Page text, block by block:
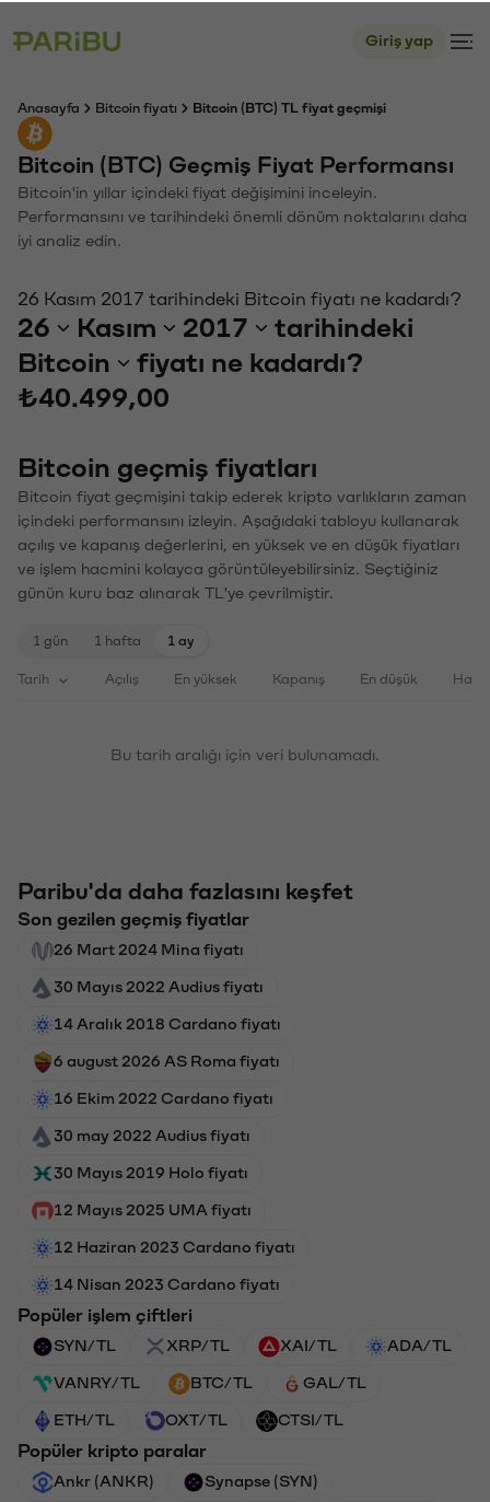
Giriş yap
Anasayfa Bitcoin fiyatı Bitcoin (BTC) TL fiyat geçmişi
Bitcoin (BTC) Geçmiş Fiyat Performansı
Bitcoin'in yıllar içindeki fiyat değişimini inceleyin.
Performansını ve tarihindeki önemli dönüm noktalarını daha
iyi analiz edin.
26 Kasım 2017 tarihindeki Bitcoin fiyatı ne kadardı?
26 Kasım 2017
tarihindeki
Bitcoin
fiyatı ne kadardı?
₺40.499,00
Bitcoin geçmiş fiyatları
Bitcoin fiyat geçmişini takip ederek kripto varlıkların zaman
içindeki performansını izleyin. Aşağıdaki tabloyu kullanarak
açılış ve kapanış değerlerini, en yüksek ve en düşük fiyatları
ve işlem hacmini kolayca görüntüleyebilirsiniz. Seçtiğiniz
günün kuru baz alınarak TL'ye çevrilmiştir.
1 gün 1 hafta 1 ay
Tarih Açılış En yüksek Kapanış En düşük
Bu tarih aralığı için veri bulunamadı.
Paribu'da daha fazlasını keşfet
Son gezilen geçmiş fiyatlar
26 Mart 2024 Mina fiyatı
30 Mayıs 2022 Audius fiyatı
14 Aralık 2018 Cardano fiyatı
6 august 2026 AS Roma fiyatı
16 Ekim 2022 Cardano fiyatı
30 may 2022 Audius fiyatı
30 Mayıs 2019 Holo fiyatı
12 Mayıs 2025 UMA fiyatı
12 Haziran 2023 Cardano fiyatı
14 Nisan 2023 Cardano fiyatı
Popüler işlem çiftleri
SYN/TL XRP/TL XAI/TL ADA/TL
VANRY/TL BTC/TL GAL/TL
ETH/TL OXT/TL CTSI/TL
Popüler kripto paralar
Ankr (ANKR) Synapse (SYN)